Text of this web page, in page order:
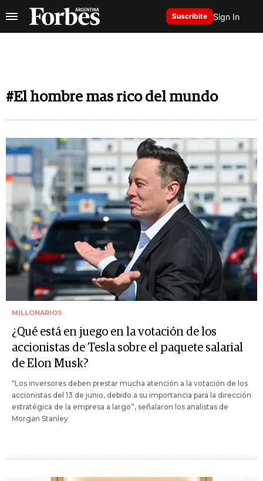
Suscribite Sign In
#El hombre mas rico del mundo
MILLONARIOS
¿Qué está en juego en la votación de los
accionistas de Tesla sobre el paquete salarial
de Elon Musk?
“Los inversores deben prestar mucha atención a la votación de los
accionistas del 13 de junio, debido a su importancia para la dirección
estratégica de la empresa a largo”, señalaron los analistas de
Morgan Stanley